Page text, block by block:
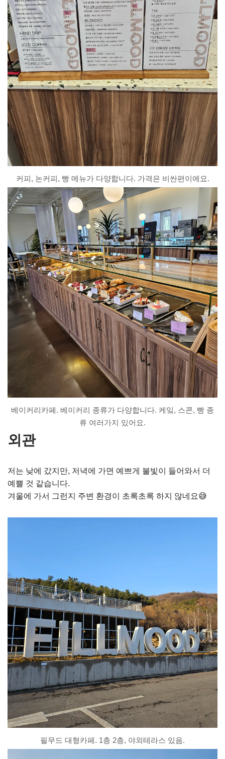
커피, 논커피, 빵 메뉴가 다양합니다. 가격은 비싼편이에요.
베이커리카페. 베이커리 종류가 다양합니다. 케잌, 스콘, 빵 종
류 여러가지 있어요.
외관
저는 낮에 갔지만, 저녁에 가면 예쁘게 불빛이 들어와서 더
예쁠 것 같습니다.
겨울에 가서 그런지 주변 환경이 초록초록 하지 않네요😅
필무드 대형카페. 1층 2층, 야외테라스 있음.